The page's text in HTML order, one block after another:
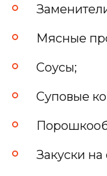
Мясные
Соусы;
Суповые
Закуски на